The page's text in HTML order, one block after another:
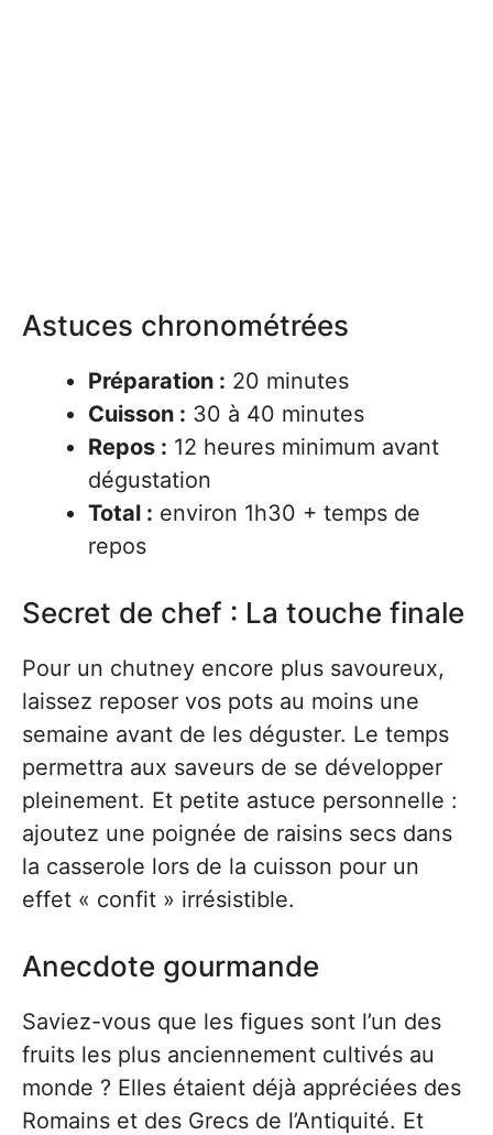
Astuces chronométrées
Préparation : 20 minutes
Cuisson : 30 à 40 minutes
Repos : 12 heures minimum avant
dégustation
Total : environ 1h30 + temps de
repos
Secret de chef : La touche finale
Pour un chutney encore plus savoureux,
laissez reposer vos pots au moins une
semaine avant de les déguster. Le temps
permettra aux saveurs de se développer
pleinement. Et petite astuce personnelle :
ajoutez une poignée de raisins secs dans
la casserole lors de la cuisson pour un
effet « confit » irrésistible.
Anecdote gourmande
Saviez-vous que les figues sont l’un des
fruits les plus anciennement cultivés au
monde ? Elles étaient déjà appréciées des
Romains et des Grecs de l’Antiquité. Et